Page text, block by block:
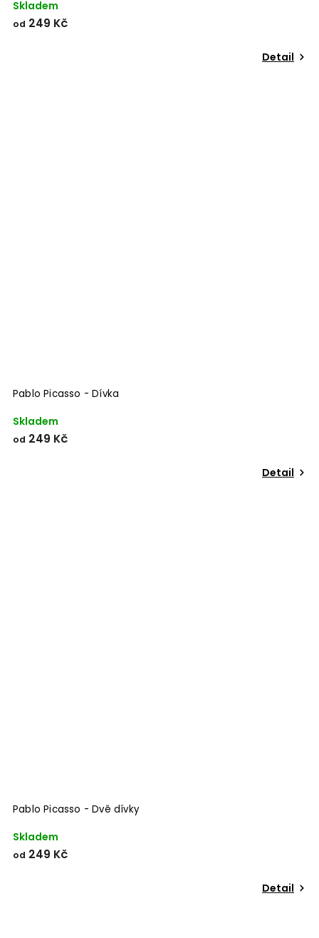
Skladem
od 249 Kč
Detail
Pablo Picasso - Dívka
Skladem
od 249 Kč
Detail
Pablo Picasso - Dvě dívky
Skladem
od 249 Kč
Detail